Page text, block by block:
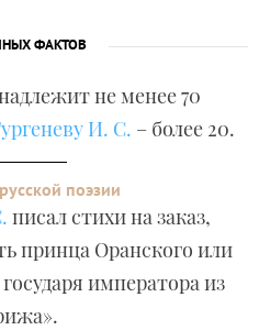
ФАКТОВ
не менее 70
И. С. – более 20.
поэзии
писал стихи на заказ,
принца Оранского или
императора из